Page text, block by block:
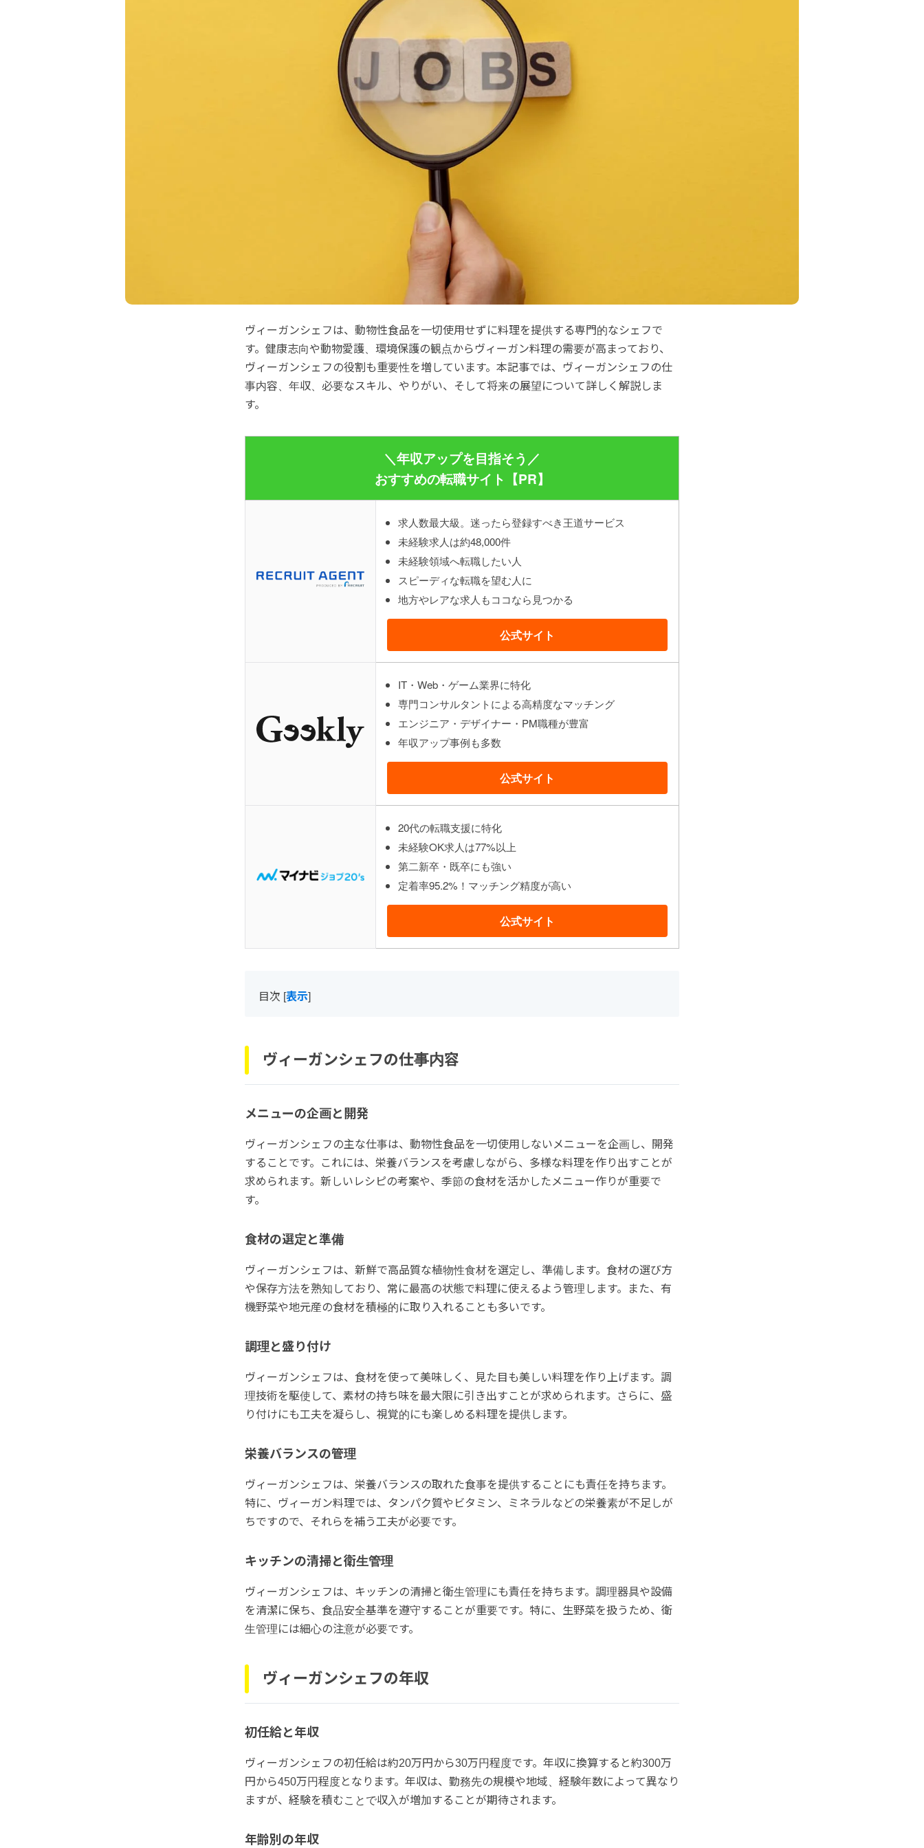
ヴィーガンシェフは、動物性食品を一切使用せずに料理を提供する専門的なシェフで
す。健康志向や動物愛護、環境保護の観点からヴィーガン料理の需要が高まっており、
ヴィーガンシェフの役割も重要性を増しています。本記事では、ヴィーガンシェフの仕
事内容、年収、必要なスキル、やりがい、そして将来の展望について詳しく解説しま
す。
＼年収アップを目指そう／
おすすめの転職サイト【PR】
求人数最大級。迷ったら登録すべき王道サービス
未経験求人は約48,000件
未経験領域へ転職したい人
スピーディな転職を望む人に
地方やレアな求人もココなら見つかる
公式サイト
IT・Web・ゲーム業界に特化
専門コンサルタントによる高精度なマッチング
エンジニア・デザイナー・PM職種が豊富
年収アップ事例も多数
公式サイト
20代の転職支援に特化
未経験OK求人は77%以上
第二新卒・既卒にも強い
定着率95.2%！マッチング精度が高い
公式サイト
目次 [表示]
ヴィーガンシェフの仕事内容
メニューの企画と開発
ヴィーガンシェフの主な仕事は、動物性食品を一切使用しないメニューを企画し、開発
することです。これには、栄養バランスを考慮しながら、多様な料理を作り出すことが
求められます。新しいレシピの考案や、季節の食材を活かしたメニュー作りが重要で
す。
食材の選定と準備
ヴィーガンシェフは、新鮮で高品質な植物性食材を選定し、準備します。食材の選び方
や保存方法を熟知しており、常に最高の状態で料理に使えるよう管理します。また、有
機野菜や地元産の食材を積極的に取り入れることも多いです。
調理と盛り付け
ヴィーガンシェフは、食材を使って美味しく、見た目も美しい料理を作り上げます。調
理技術を駆使して、素材の持ち味を最大限に引き出すことが求められます。さらに、盛
り付けにも工夫を凝らし、視覚的にも楽しめる料理を提供します。
栄養バランスの管理
ヴィーガンシェフは、栄養バランスの取れた食事を提供することにも責任を持ちます。
特に、ヴィーガン料理では、タンパク質やビタミン、ミネラルなどの栄養素が不足しが
ちですので、それらを補う工夫が必要です。
キッチンの清掃と衛生管理
ヴィーガンシェフは、キッチンの清掃と衛生管理にも責任を持ちます。調理器具や設備
を清潔に保ち、食品安全基準を遵守することが重要です。特に、生野菜を扱うため、衛
生管理には細心の注意が必要です。
ヴィーガンシェフの年収
初任給と年収
ヴィーガンシェフの初任給は約20万円から30万円程度です。年収に換算すると約300万
円から450万円程度となります。年収は、勤務先の規模や地域、経験年数によって異なり
ますが、経験を積むことで収入が増加することが期待されます。
年齢別の年収